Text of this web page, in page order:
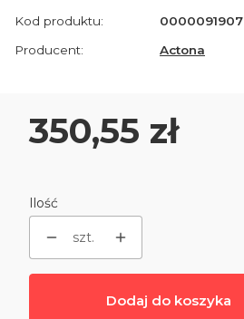
Kod produktu:
0000091907
Producent:
Actona
Cena
350,55 zł
Ilość
szt.
Dodaj do koszyka